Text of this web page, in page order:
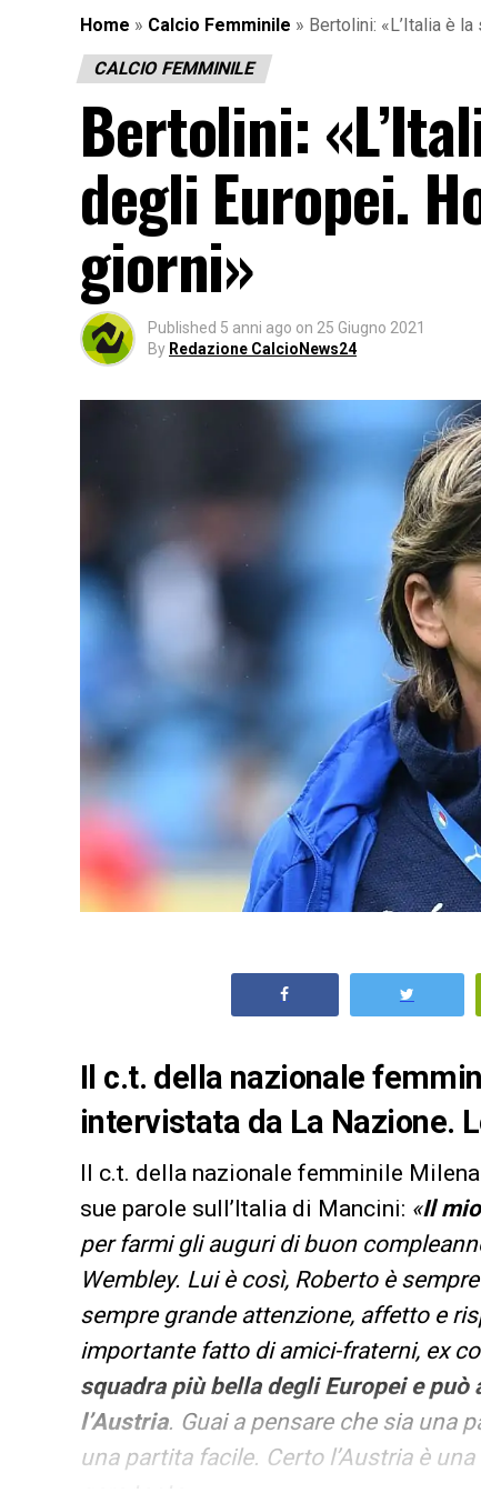
Home » Calcio Femminile » Bertolini: «L’Italia è
CALCIO FEMMINILE
Bertolini:
degli Europei.
giorni»
Published 5 anni ago on 25 Giugno 2021
By Redazione CalcioNews24
Il c.t. della nazionale
intervistata da La Nazione.
Il c.t. della nazionale femminile
sue parole sull’Italia di Mancini: «Il
per farmi gli auguri di buon
Wembley. Lui è così, Roberto è
sempre grande attenzione, affetto e
importante fatto di amici-fraterni, ex
squadra più bella degli Europei e
l’Austria. Guai a pensare che sia una
una partita facile. Certo l’Austria è